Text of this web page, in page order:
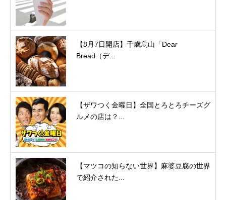
【8月7日開店】千歳烏山「Dear
Bread（デ...
【ザワつく金曜日】全国とろとろチーズグ
ルメの店は？...
【マツコの知らない世界】麻婆豆腐の世界
で紹介された...